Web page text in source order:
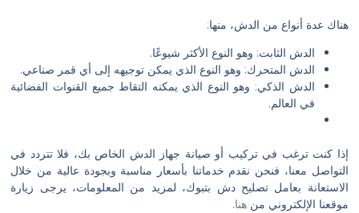
هناك عدة أنواع من الدش، منها:
الدش الثابت: وهو النوع الأكثر شيوعًا.
الدش المتحرك: وهو النوع الذي يمكن توجيهه إلى أي قمر صناعي.
الدش الذكي: وهو النوع الذي يمكنه التقاط جميع القنوات الفضائية
في العالم.
إذا كنت ترغب في تركيب أو صيانة جهاز الدش الخاص بك، فلا تتردد في
التواصل معنا، فنحن نقدم خدماتنا بأسعار مناسبة وبجودة عالية من خلال
الاستعانة بعامل تصليح دش بتبوك، لمزيد من المعلومات، يرجى زيارة
موقعنا الإلكتروني من هنا.